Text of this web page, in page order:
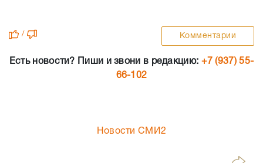
/ Комментарии
Есть новости? Пиши и звони в редакцию: +7 (937) 55-
66-102
Новости СМИ2